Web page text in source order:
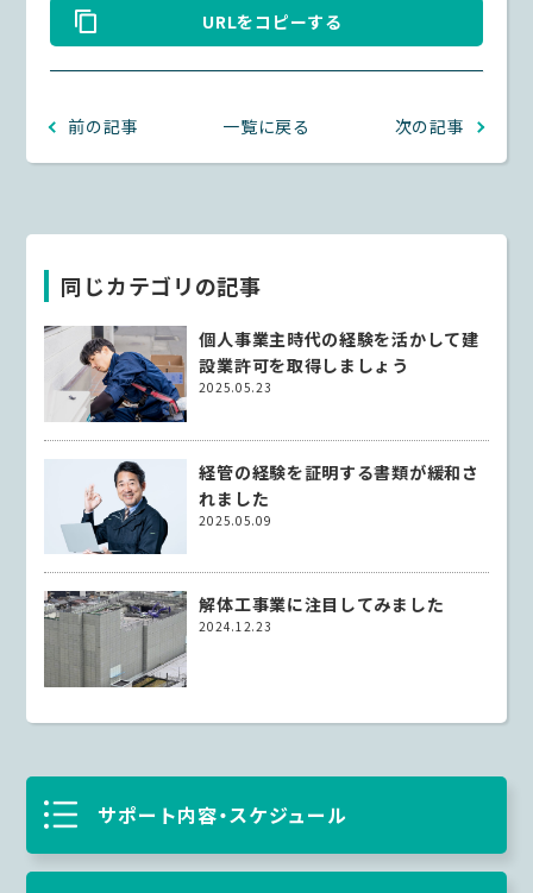
URLをコピーする
前の記事 一覧に戻る 次の記事
同じカテゴリの記事
個人事業主時代の経験を活かして建
設業許可を取得しましょう
2025.05.23
経管の経験を証明する書類が緩和さ
れました
2025.05.09
解体工事業に注目してみました
2024.12.23
サポート内容・スケジュール